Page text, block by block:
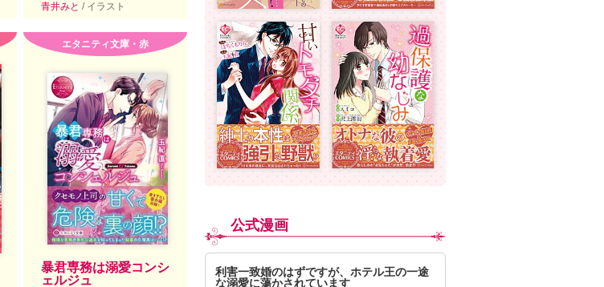
青井みと / イラスト
エタニティ文庫・赤
暴君専務は溺愛コンシ
ェルジュ
公式漫画
利害一致婚のはずですが、ホテル王の一途
な溺愛に蕩かされています